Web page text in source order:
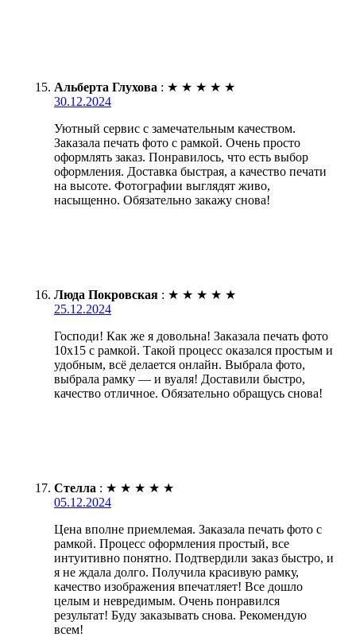
Альберта Глухова : ★ ★ ★ ★ ★
30.12.2024
Уютный сервис с замечательным качеством.
Заказала печать фото с рамкой. Очень просто
оформлять заказ. Понравилось, что есть выбор
оформления. Доставка быстрая, а качество печати
на высоте. Фотографии выглядят живо,
насыщенно. Обязательно закажу снова!
Люда Покровская : ★ ★ ★ ★ ★
25.12.2024
Господи! Как же я довольна! Заказала печать фото
10х15 с рамкой. Такой процесс оказался простым и
удобным, всё делается онлайн. Выбрала фото,
выбрала рамку — и вуаля! Доставили быстро,
качество отличное. Обязательно обращусь снова!
Стелла : ★ ★ ★ ★ ★
05.12.2024
Цена вполне приемлемая. Заказала печать фото с
рамкой. Процесс оформления простый, все
интуитивно понятно. Подтвердили заказ быстро, и
я не ждала долго. Получила красивую рамку,
качество изображения впечатляет! Все дошло
целым и невредимым. Очень понравился
результат! Буду заказывать снова. Рекомендую
всем!